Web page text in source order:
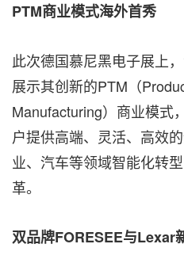
PTM商业模式海外首秀
此次德国慕尼黑电子展上
展示其创新的PTM（
Manufacturing）商业模式
户提供高端、灵活、高效
业、汽车等领域智能化转
革。
双品牌FORESEE与Lexar